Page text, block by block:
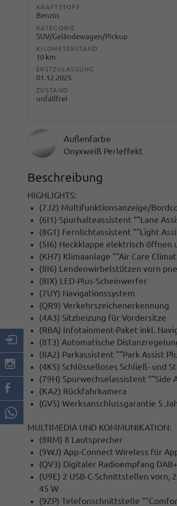
KRAFTSTOFF
Benzin
KATEGORIE
SUV/Geländewagen/Pickup
KILOMETERSTAND
10 km
ERSTZULASSUNG
01.12.2025
ZUSTAND
unfallfrei
Außenfarbe
Onyxweiß Perleffekt
Beschreibung
HIGHLIGHTS:
(7J2) Multifunktionsanzeige/
(6I1) Spurhalteassistent ""Lane
(8G1) Fernlichtassistent ""Light
(5I6) Heckklappe elektrisch öffnen
(KH7) Klimaanlage ""Air Care
(8I6) Lendenwirbelstützen vorn
(8IX) LED-Plus-Scheinwerfer
(7UY) Navigationssystem
(QR9) Verkehrszeichenerkennung
(4A3) Sitzheizung für Vordersitze
(RBA) Infotainment-Paket inkl.
(8T3) Automatische
(8A2) Parkassistent ""Park Assist
(4K5) Schlüsselloses Schließ- und
(79H) Spurwechselassistent ""Side
(KA2) Rückfahrkamera
(GV5) Werksanschlussgarantie 5
MULTIMEDIA UND KOMMUNIKATION:
(8RM) 8 Lautsprecher
(9WJ) App-Connect Wireless für
(QV3) Digitaler Radioempfang DAB+
(U9E) 2 USB-C-Schnittstellen vorn,
45 W
(9ZP) Telefonschnittstelle